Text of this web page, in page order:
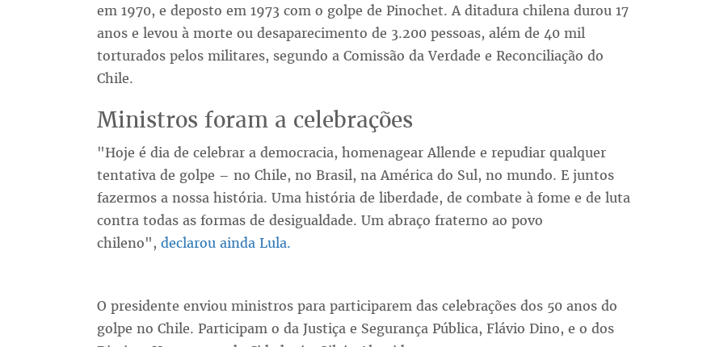
em 1970, e deposto em 1973 com o golpe de Pinochet. A ditadura chilena durou 17
anos e levou à morte ou desaparecimento de 3.200 pessoas, além de 40 mil
torturados pelos militares, segundo a Comissão da Verdade e Reconciliação do
Chile.
Ministros foram a celebrações
"Hoje é dia de celebrar a democracia, homenagear Allende e repudiar qualquer
tentativa de golpe – no Chile, no Brasil, na América do Sul, no mundo. E juntos
fazermos a nossa história. Uma história de liberdade, de combate à fome e de luta
contra todas as formas de desigualdade. Um abraço fraterno ao povo
chileno", declarou ainda Lula.
O presidente enviou ministros para participarem das celebrações dos 50 anos do
golpe no Chile. Participam o da Justiça e Segurança Pública, Flávio Dino, e o dos